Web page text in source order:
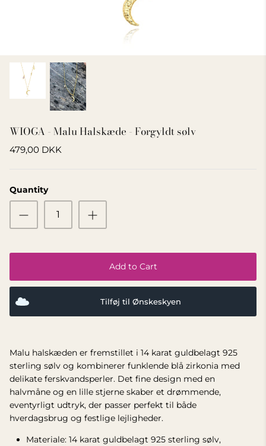
WIOGA - Malu Halskæde - Forgyldt sølv
479,00 DKK
Quantity
Add to Cart
Tilføj til Ønskeskyen
Malu halskæden er fremstillet i 14 karat guldbelagt 925
sterling sølv og kombinerer funklende blå zirkonia med
delikate ferskvandsperler. Det fine design med en
halvmåne og en lille stjerne skaber et drømmende,
eventyrligt udtryk, der passer perfekt til både
hverdagsbrug og festlige lejligheder.
Materiale: 14 karat guldbelagt 925 sterling sølv,